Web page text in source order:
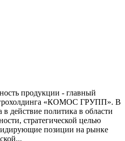
продукции - главный
«КОМОС ГРУПП». В
действие политика в области
стратегической целью
позиции на рынке